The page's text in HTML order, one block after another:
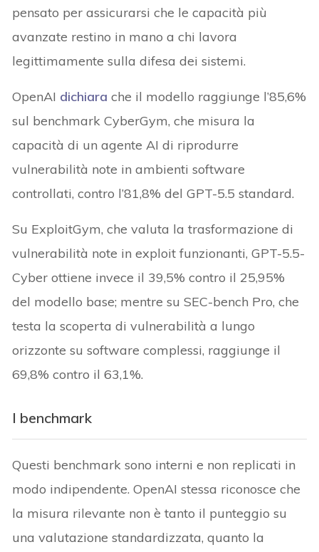
pensato per assicurarsi che le capacità più
avanzate restino in mano a chi lavora
legittimamente sulla difesa dei sistemi.
OpenAI dichiara che il modello raggiunge l’85,6%
sul benchmark CyberGym, che misura la
capacità di un agente AI di riprodurre
vulnerabilità note in ambienti software
controllati, contro l’81,8% del GPT-5.5 standard.
Su ExploitGym, che valuta la trasformazione di
vulnerabilità note in exploit funzionanti, GPT-5.5-
Cyber ottiene invece il 39,5% contro il 25,95%
del modello base; mentre su SEC-bench Pro, che
testa la scoperta di vulnerabilità a lungo
orizzonte su software complessi, raggiunge il
69,8% contro il 63,1%.
I benchmark
Questi benchmark sono interni e non replicati in
modo indipendente. OpenAI stessa riconosce che
la misura rilevante non è tanto il punteggio su
una valutazione standardizzata, quanto la